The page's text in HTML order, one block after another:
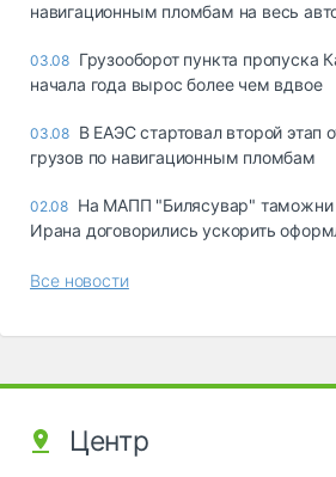
навигационным пломбам на весь
03.08 Грузооборот пункта пропуска
начала года вырос более чем вдвое
03.08 В ЕАЭС стартовал второй этап
грузов по навигационным пломбам
02.08 На МАПП "Билясувар" таможни
Ирана договорились ускорить
Все новости
Центр